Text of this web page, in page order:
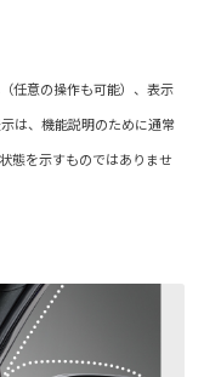
任意の操作も可能）、表示
は、機能説明のために通常
態を示すものではありませ